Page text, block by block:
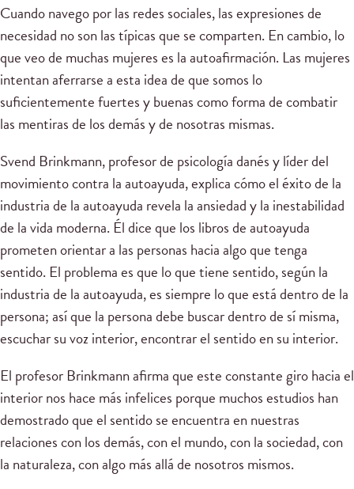
Cuando navego por las redes sociales, las expresiones de
necesidad no son las típicas que se comparten. En cambio, lo
que veo de muchas mujeres es la autoafirmación. Las mujeres
intentan aferrarse a esta idea de que somos lo
suficientemente fuertes y buenas como forma de combatir
las mentiras de los demás y de nosotras mismas.
Svend Brinkmann, profesor de psicología danés y líder del
movimiento contra la autoayuda, explica cómo el éxito de la
industria de la autoayuda revela la ansiedad y la inestabilidad
de la vida moderna. Él dice que los libros de autoayuda
prometen orientar a las personas hacia algo que tenga
sentido. El problema es que lo que tiene sentido, según la
industria de la autoayuda, es siempre lo que está dentro de la
persona; así que la persona debe buscar dentro de sí misma,
escuchar su voz interior, encontrar el sentido en su interior.
El profesor Brinkmann afirma que este constante giro hacia el
interior nos hace más infelices porque muchos estudios han
demostrado que el sentido se encuentra en nuestras
relaciones con los demás, con el mundo, con la sociedad, con
la naturaleza, con algo más allá de nosotros mismos.